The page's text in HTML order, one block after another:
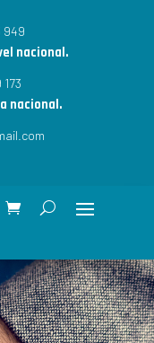
949
nacional.
nacional.